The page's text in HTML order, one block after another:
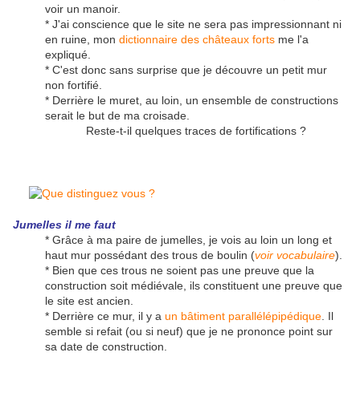
voir un manoir.
* J'ai conscience que le site ne sera pas impressionnant ni
en ruine, mon dictionnaire des châteaux forts me l'a
expliqué.
* C'est donc sans surprise que je découvre un petit mur
non fortifié.
* Derrière le muret, au loin, un ensemble de constructions
serait le but de ma croisade.
Reste-t-il quelques traces de fortifications ?
Jumelles il me faut
* Grâce à ma paire de jumelles, je vois au loin un long et
haut mur possédant des trous de boulin (voir vocabulaire).
* Bien que ces trous ne soient pas une preuve que la
construction soit médiévale, ils constituent une preuve que
le site est ancien.
* Derrière ce mur, il y a un bâtiment parallélépipédique . Il
semble si refait (ou si neuf) que je ne prononce point sur
sa date de construction.